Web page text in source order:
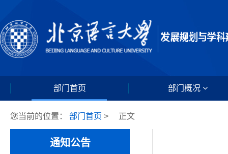
部门首页 部门概况
您当前的位置： 部门首页 > 正文
通知公告